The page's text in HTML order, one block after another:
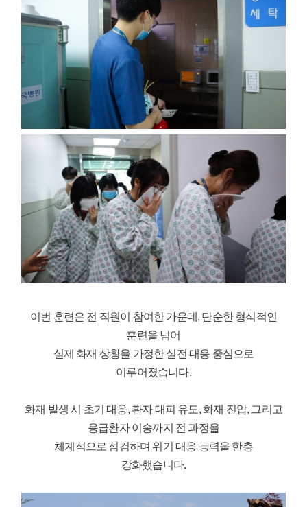
이번 훈련은 전 직원이 참여한 가운데, 단순한 형식적인
훈련을 넘어
실제 화재 상황을 가정한 실전 대응 중심으로
이루어졌습니다.
화재 발생 시 초기 대응, 환자 대피 유도, 화재 진압, 그리고
응급환자 이송까지 전 과정을
체계적으로 점검하며 위기 대응 능력을 한층
강화했습니다.